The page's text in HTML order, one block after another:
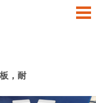
，耐